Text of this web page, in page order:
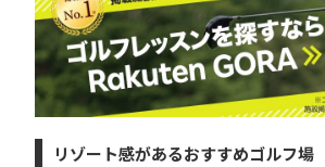
リゾート感があるおすすめゴルフ場